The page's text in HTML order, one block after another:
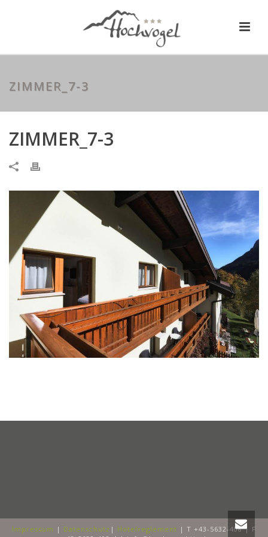
ZIMMER_7-3
ZIMMER_7-3
Impressum | Datenschutz | Hotelreglement | T +43-5632-408 | F